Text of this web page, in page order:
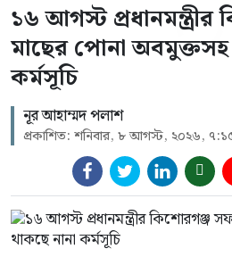
১৬ আগস্ট
মাছের পোনা অবমুক্তসহ
কর্মসূচি
নূর আহাম্মদ পলাশ
প্রকাশিত: শনিবার, ৮ আগস্ট, ২০২৬,